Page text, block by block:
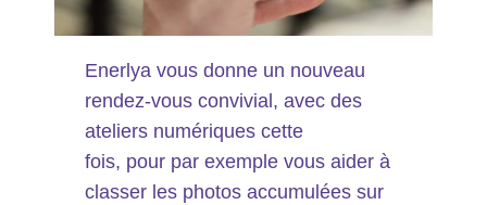
Enerlya vous donne un nouveau
rendez-vous convivial, avec des
ateliers numériques cette
fois, pour par exemple vous aider à
classer les photos accumulées sur